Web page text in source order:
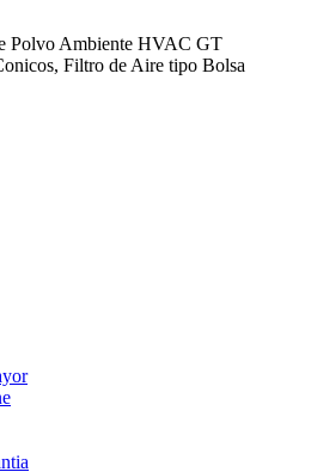
Polvo Ambiente HVAC GT
Filtro de Aire tipo Bolsa